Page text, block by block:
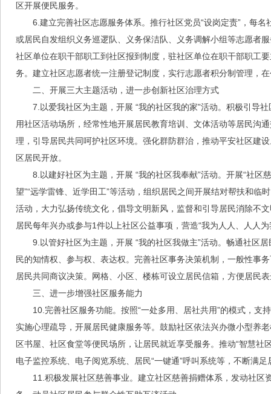
区开展便民服务。
6.建立完善社区志愿服务体系。推行社区党员“设岗定责”，每
或居民自发组织义务巡逻队、义务保洁队、义务调解小组等志愿者
社区单位在职干部职工到社区报到制度，驻社区单位在职干部职工
务。建立社区志愿者统一注册登记制度，实行志愿者积分制管理，
二、开展三大主题活动，进一步创新社区治理方式
7.以爱我社区为主题，开展 “我的社区我的家”活动。积极引导
用社区活动场所，经常性地开展居民教育培训、文体活动等居民沟
理，引导居民共同呵护社区环境。强化群防群治，推动平安社区建
区居民开放。
8.以建好社区为主题，开展 “我的社区我奉献”活动。开展“社
望”“远学雷锋、近学田工”等活动，组织居民之间开展结对帮扶和
活动，大力弘扬传统文化，倡导文明新风，监督和引导居民消除不
居民每年兴办或参与1件以上社区公益事项，营造“我为人人、人人
9.以管好社区为主题，开展 “我的社区我做主”活动。畅通社区
民的知情权、参与权、表达权。完善社区事务决策机制，一般性事
居民共同商议决策。网格、小区、楼栋可设立居民信箱，方便居民
三、进一步增强社区服务能力
10.完善社区服务功能。按照“一处多用、居社共用”的模式，
实施心理疏导，开展居民健康服务等。鼓励社区依法兴办微小型养
区书屋、社区食堂等便民场所，让居民就近享受服务。推动“智慧
电子监控系统、电子阅览系统、居民“一键通”呼叫系统等，不断满足
11.积极发展社区慈善事业。建立社区慈善捐赠体系，发动社